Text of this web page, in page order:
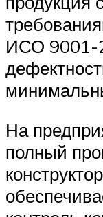
ИСО 9001-
На
полный